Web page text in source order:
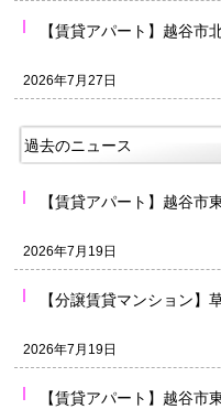
【賃貸アパート】越谷市
2026年7月27日
過去のニュース
【賃貸アパート】越谷市
2026年7月19日
【分譲賃貸マンション】
2026年7月19日
【賃貸アパート】越谷市